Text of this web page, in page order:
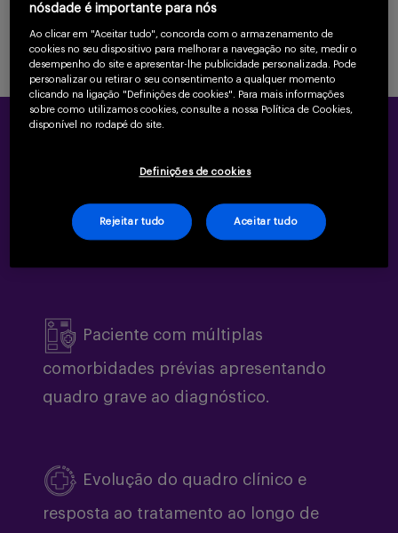
Entrar
Cadastrar
do tratamento atual de mieloma
múltiplo em paciente com
comorbidades associadas.
Perfil do paciente:
anos e com mieloma múltiplo produtor
Paciente com múltiplas
comorbidades prévias apresentando
quadro grave ao diagnóstico.
Evolução do quadro clínico e
resposta ao tratamento ao longo de
nósdade é importante para nós
Ao clicar em "Aceitar tudo", concorda com o armazenamento de
cookies no seu dispositivo para melhorar a navegação no site, medir o
desempenho do site e apresentar-lhe publicidade personalizada. Pode
personalizar ou retirar o seu consentimento a qualquer momento
clicando na ligação "Definições de cookies". Para mais informações
sobre como utilizamos cookies, consulte a nossa Política de Cookies,
disponível no rodapé do site.
Definições de cookies
Rejeitar tudo Aceitar tudo